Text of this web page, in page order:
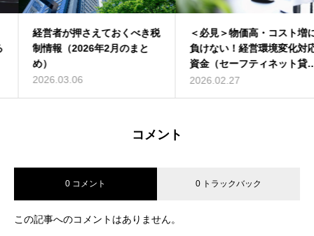
経営者が押さえておくべき税
制情報（2026年2月のまと
め）
2026.03.06
＜必見＞物価高・コスト増に
負けない！経営環境変化対応
資金（セーフティネット貸
付）について解説
2026.02.27
コメント
0 コメント 0 トラックバック
この記事へのコメントはありません。